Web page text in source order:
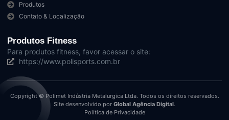
Produtos
Contato & Localização
Produtos Fitness
Para produtos fitness, favor acessar o site:
https://www.polisports.com.br
Copyright © Polimet Indústria Metalurgica Ltda. Todos os direitos reservados.
Site desenvolvido por Global Agência Digital.
Política de Privacidade